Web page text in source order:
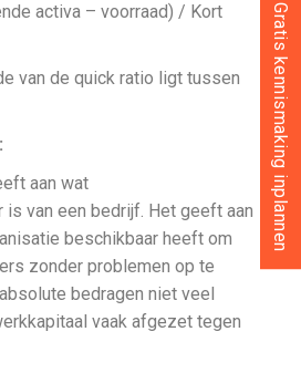
activa – voorraad) / Kort
van de quick ratio ligt tussen
aan wat
van een bedrijf. Het geeft aan
beschikbaar heeft om
zonder problemen op te
bedragen niet veel
vaak afgezet tegen
Gratis kennismaking inplannen